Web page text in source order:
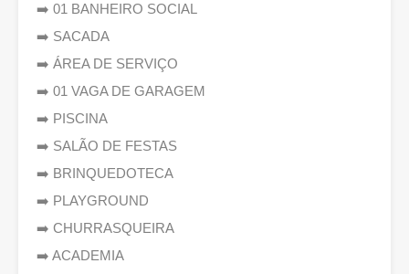
➡️ 01 BANHEIRO SOCIAL
➡️ SACADA
➡️ ÁREA DE SERVIÇO
➡️ 01 VAGA DE GARAGEM
➡️ PISCINA
➡️ SALÃO DE FESTAS
➡️ BRINQUEDOTECA
➡️ PLAYGROUND
➡️ CHURRASQUEIRA
➡️ ACADEMIA